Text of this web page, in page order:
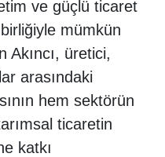
ve güçlü ticaret
mümkün
Akıncı, üretici,
arasındaki
hem sektörün
ticaretin
katkı